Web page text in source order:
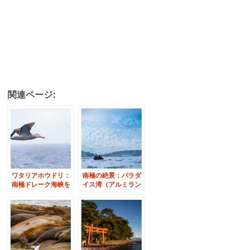
関連ページ:
ワタリアホウドリ：
南極ドレーク海峡を
南極の絶景：パラダ
イス湾（アルミラン